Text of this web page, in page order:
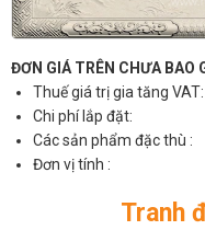
ĐƠN GIÁ TRÊN CHƯA BAO
Thuế giá trị gia tăng
Chi phí lắp đặt:
Các sản phẩm đặc thù :
Đơn vị tính :
Tranh